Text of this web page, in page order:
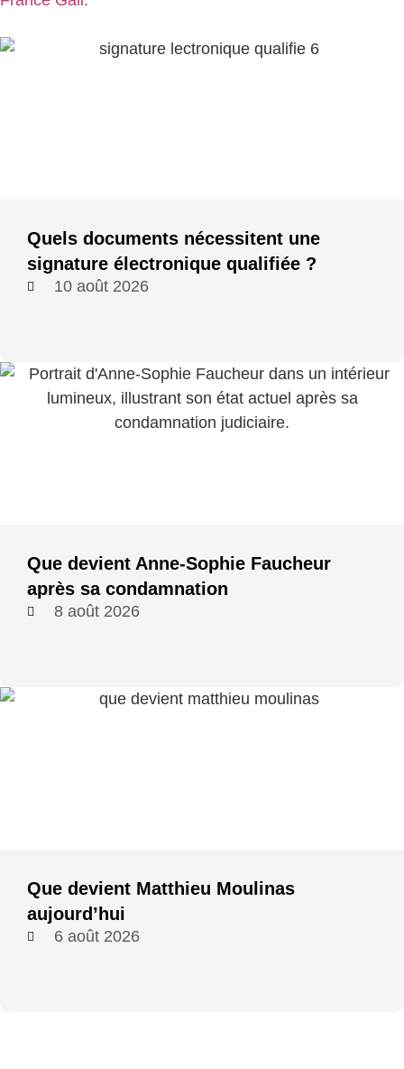
Quels documents nécessitent une
signature électronique qualifiée ?
10 août 2026
Que devient Anne-Sophie Faucheur
après sa condamnation
8 août 2026
Que devient Matthieu Moulinas
aujourd’hui
6 août 2026